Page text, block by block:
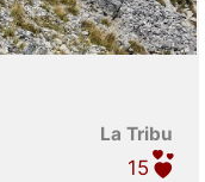
La Tribu
15